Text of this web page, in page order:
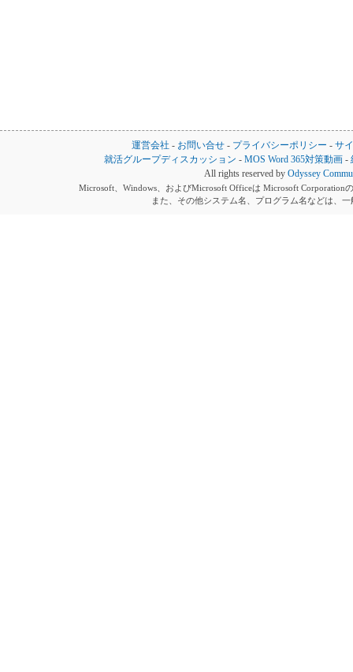
運営会社 - お問い合せ - プライバシーポリシー - サ
就活グループディスカッション -MOS Word 365対策動画 -
All rights reserved by Odyssey
Microsoft、Windows、およびMicrosoft Officeは Microsoft Corporation
また、その他システム名、プログラム名などは、